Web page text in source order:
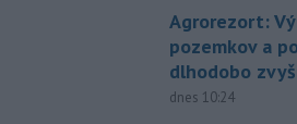
Agrorezort:
pozemkov a
dlhodobo
dnes 10:24